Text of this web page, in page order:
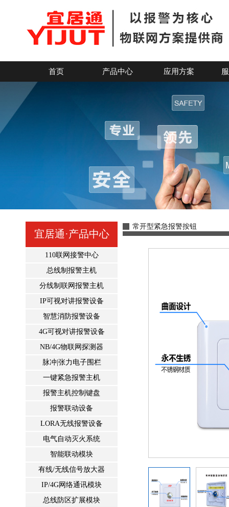
首页 产品中心 应用方案
常开型紧急报警按钮
宜居通·产品中心
110联网接警中心
总线制报警主机
分线制联网报警主机
IP可视对讲报警设备
智慧消防报警设备
4G可视对讲报警设备
NB/4G物联网探测器
脉冲|张力电子围栏
一键紧急报警主机
报警主机控制键盘
报警联动设备
LORA无线报警设备
电气自动灭火系统
智能联动模块
有线/无线信号放大器
IP/4G网络通讯模块
总线防区扩展模块